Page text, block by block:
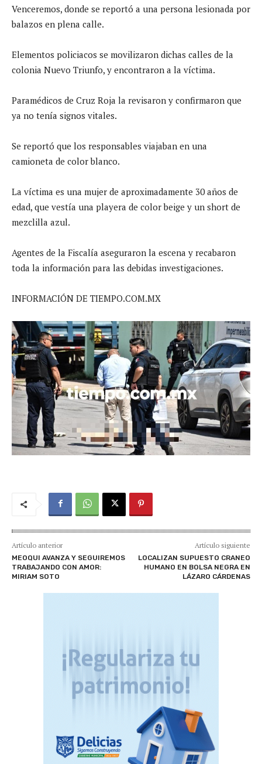
Venceremos, donde se reportó a una persona lesionada por
balazos en plena calle.
Elementos policiacos se movilizaron dichas calles de la
colonia Nuevo Triunfo, y encontraron a la víctima.
Paramédicos de Cruz Roja la revisaron y confirmaron que
ya no tenía signos vitales.
Se reportó que los responsables viajaban en una
camioneta de color blanco.
La víctima es una mujer de aproximadamente 30 años de
edad, que vestía una playera de color beige y un short de
mezclilla azul.
Agentes de la Fiscalía aseguraron la escena y recabaron
toda la información para las debidas investigaciones.
INFORMACIÓN DE TIEMPO.COM.MX
Artículo anterior
MEOQUI AVANZA Y SEGUIREMOS
TRABAJANDO CON AMOR:
MIRIAM SOTO
Artículo siguiente
LOCALIZAN SUPUESTO CRANEO
HUMANO EN BOLSA NEGRA EN
LÁZARO CÁRDENAS